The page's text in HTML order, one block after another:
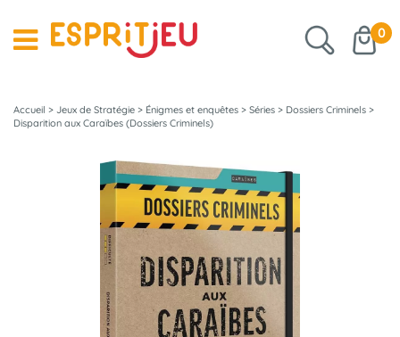
0
Accueil > Jeux de Stratégie > Énigmes et enquêtes > Séries > Dossiers Criminels >
Disparition aux Caraïbes (Dossiers Criminels)